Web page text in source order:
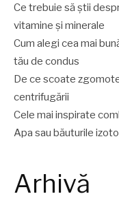
Ce trebuie să știi
vitamine și minerale
Cum alegi cea mai
tău de condus
De ce scoate
centrifugării
Cele mai inspirate
Apa sau băuturile
Arhivă